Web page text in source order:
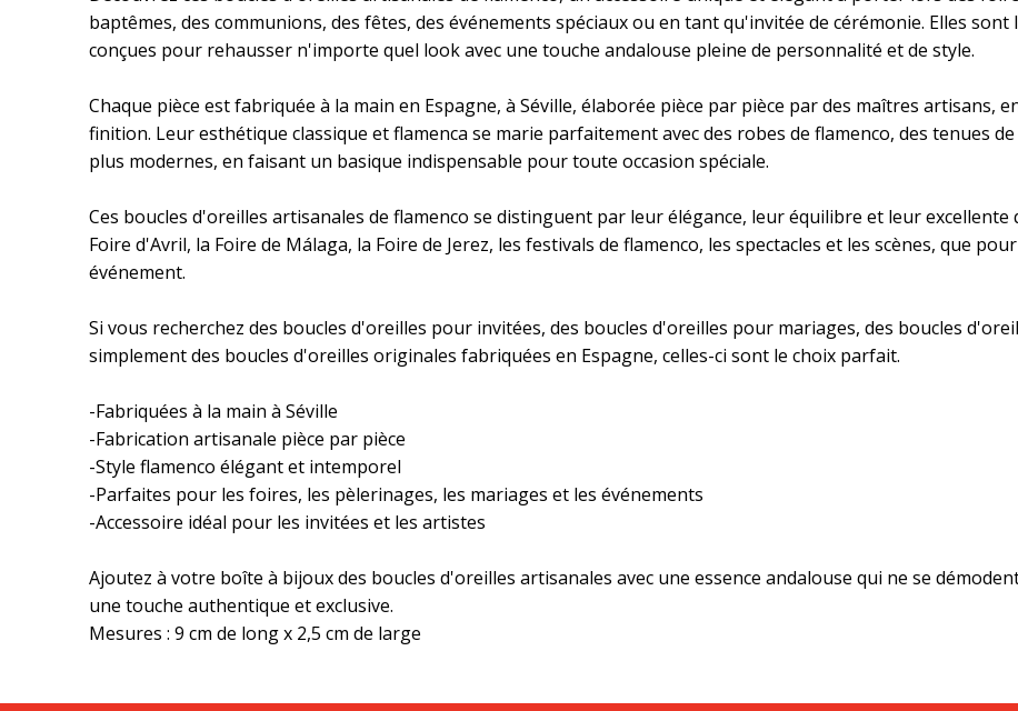
baptêmes, des communions, des fêtes, des événements spéciaux ou en tant qu'invitée de cérémonie. Elles
conçues pour rehausser n'importe quel look avec une touche andalouse pleine de personnalité et de style.
Chaque pièce est fabriquée à la main en Espagne, à Séville, élaborée pièce par pièce par des maîtres artisans,
finition. Leur esthétique classique et flamenca se marie parfaitement avec des robes de flamenco, des tenues
plus modernes, en faisant un basique indispensable pour toute occasion spéciale.
Ces boucles d'oreilles artisanales de flamenco se distinguent par leur élégance, leur équilibre et leur
Foire d'Avril, la Foire de Málaga, la Foire de Jerez, les festivals de flamenco, les spectacles et les scènes, que
événement.
Si vous recherchez des boucles d'oreilles pour invitées, des boucles d'oreilles pour mariages, des boucles
simplement des boucles d'oreilles originales fabriquées en Espagne, celles-ci sont le choix parfait.
-Fabriquées à la main à Séville
-Fabrication artisanale pièce par pièce
-Style flamenco élégant et intemporel
-Parfaites pour les foires, les pèlerinages, les mariages et les événements
-Accessoire idéal pour les invitées et les artistes
Ajoutez à votre boîte à bijoux des boucles d'oreilles artisanales avec une essence andalouse qui ne se
une touche authentique et exclusive.
Mesures : 9 cm de long x 2,5 cm de large